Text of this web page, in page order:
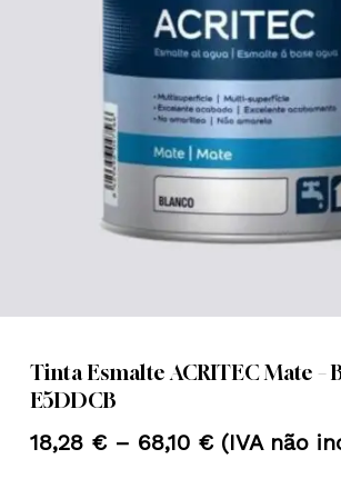
Tinta Esmalte ACRITEC Mate –
E5DDCB
18,28 € – 68,10 €Price
(IVA não
Nome*
Email*